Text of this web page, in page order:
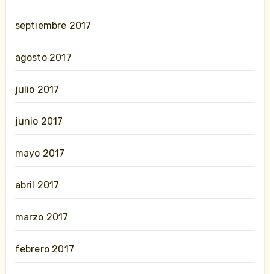
septiembre 2017
agosto 2017
julio 2017
junio 2017
mayo 2017
abril 2017
marzo 2017
febrero 2017